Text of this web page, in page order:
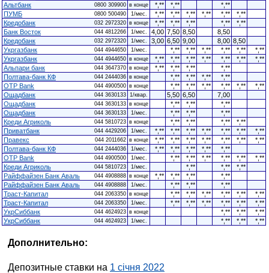
Альтбанк
0800 309900 в конце *,** *,**
*,**
ПУМБ
0800 500490 1/мес. *,** *,** *,** *,** *,**
*,**
Кредобанк
032 2972320 в конце *,** *,** *,** *,**
*,**
Банк Восток
044 4812266 1/мес. 4,00 7,50 8,50
8,50
Кредобанк
032 2972320 1/мес. 3,00 6,50 9,00 8,00 8,50
Укргазбанк
044 4944650 1/мес. *,** *,** *,** *,** *,**
*,**
Укргазбанк
044 4944650 в конце *,** *,** *,** *,** *,** *,**
*,**
Альпари банк
044 3647370 в конце *,** *,** *,**
*,**
Полтава-банк КФ
044 2444036 в конце *,** *,** *,**
*,**
OTP Bank
044 4900500 в конце *,** *,** *,** *,** *,**
*,**
Ощадбанк
044 3630133 1/квар. 5,50 6,50
7,00
Ощадбанк
044 3630133 в конце *,** *,**
*,**
Ощадбанк
044 3630133 1/мес. *,** *,**
*,**
Креди Агриколь
044 5810723 в конце *,** *,** *,**
*,**
Приватбанк
044 4429206 1/мес. *,** *,** *,** *,** *,** *,**
*,**
Правекс
044 2011662 в конце *,** *,** *,** *,** *,** *,**
*,**
Полтава-банк КФ
044 2444036 1/мес. *,** *,** *,** *,**
*,**
OTP Bank
044 4900500 1/мес. *,** *,** *,** *,** *,**
*,**
Креди Агриколь
044 5810723 1/мес. *,** *,**
*,**
Райффайзен Банк Аваль
044 4908888 в конце *,** *,** *,**
*,**
Райффайзен Банк Аваль
044 4908888 1/мес. *,** *,**
*,**
Траст-Капитал
044 2063350 в конце *,** *,** *,** *,** *,**
*,**
Траст-Капитал
044 2063350 1/мес. *,** *,** *,** *,** *,**
*,**
УкрСиббанк
044 4624923 в конце *,** *,**
*,**
УкрСиббанк
044 4624923 1/мес. *,** *,** *,**
Дополнительно:
Депозитные ставки на 1 січня 2022